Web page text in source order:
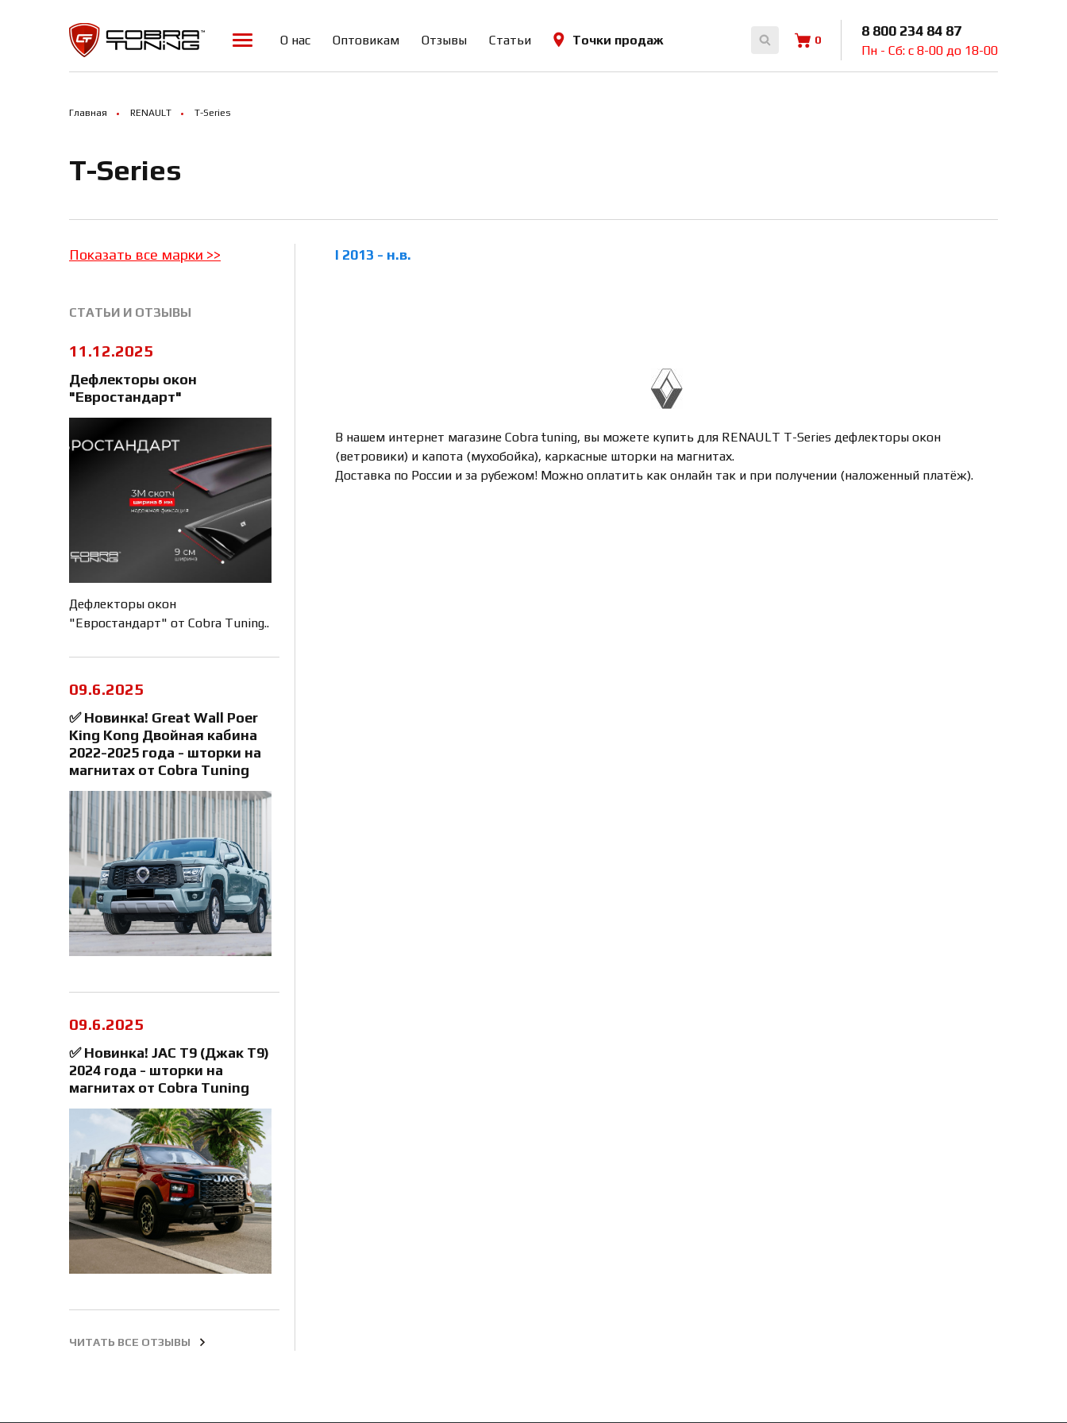
О нас Оптовикам Отзывы Статьи Точки продаж 0
8 800 234 84 87
Пн - Сб: с 8-00 до 18-00
Главная RENAULT T-Series
T-Series
I 2013 - н.в.
В нашем интернет магазине Cobra tuning, вы можете купить для RENAULT T-Series дефлекторы окон
(ветровики) и капота (мухобойка), каркасные шторки на магнитах.
Доставка по России и за рубежом! Можно оплатить как онлайн так и при получении (наложенный платёж).
Показать все марки >>
СТАТЬИ И ОТЗЫВЫ
11.12.2025
Дефлекторы окон
"Евростандарт"
Дефлекторы окон
"Евростандарт" от Cobra Tuning..
09.6.2025
✅ Новинка! Great Wall Poer
King Kong Двойная кабина
2022-2025 года - шторки на
магнитах от Cobra Tuning
09.6.2025
✅ Новинка! JAC T9 (Джак Т9)
2024 года - шторки на
магнитах от Cobra Tuning
ЧИТАТЬ ВСЕ ОТЗЫВЫ